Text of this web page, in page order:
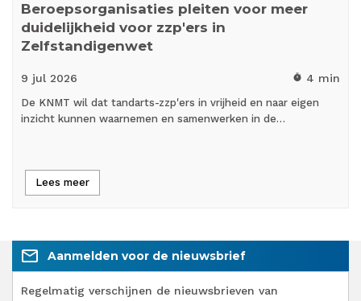
Beroepsorganisaties pleiten voor meer
duidelijkheid voor zzp'ers in
Zelfstandigenwet
9 jul 2026 timer 4 min
De KNMT wil dat tandarts-zzp'ers in vrijheid en naar eigen
inzicht kunnen waarnemen en samenwerken in de…
Lees meer
mail_outline Aanmelden voor de nieuwsbrief
Regelmatig verschijnen de nieuwsbrieven van